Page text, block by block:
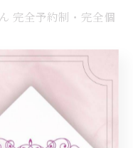
完全予約制・完全個